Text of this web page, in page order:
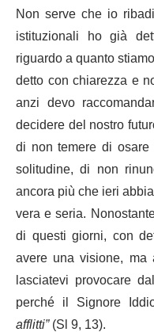
Non serve che io
istituzionali ho già
riguardo a quanto
detto con chiarezza e
anzi devo
decidere del nostro
di non temere di
solitudine, di non
ancora più che ieri
vera e seria.
di questi giorni, con
avere una visione,
lasciatevi provocare
perché il Signore
afflitti”(Sl 9, 13).